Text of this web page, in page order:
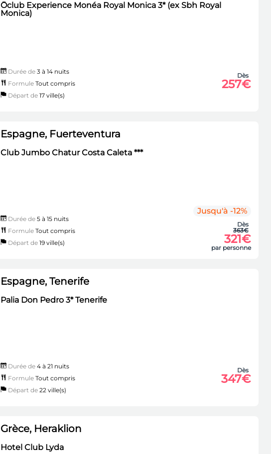
Ôclub Experience Monéa Royal Monica 3* (ex Sbh Royal
Monica)
Durée de 3 à 14 nuits
Formule Tout compris
Départ de 17 ville(s)
Dès
257€
Espagne, Fuerteventura
Club Jumbo Chatur Costa Caleta ***
Durée de 5 à 15 nuits
Formule Tout compris
Départ de 19 ville(s)
Jusqu'à -12%
Dès
363€
321€
par personne
Espagne, Tenerife
Palia Don Pedro 3* Tenerife
Durée de 4 à 21 nuits
Formule Tout compris
Départ de 22 ville(s)
Dès
347€
Grèce, Heraklion
Hotel Club Lyda